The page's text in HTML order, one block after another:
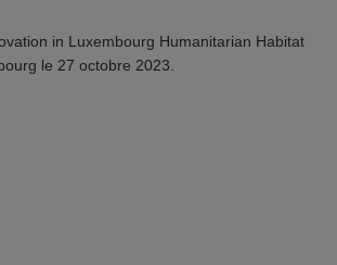
in Luxembourg Humanitarian Habitat
le 27 octobre 2023.